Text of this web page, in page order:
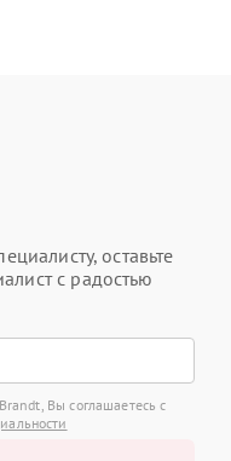
оставьте
с радостью
Вы соглашаетесь с